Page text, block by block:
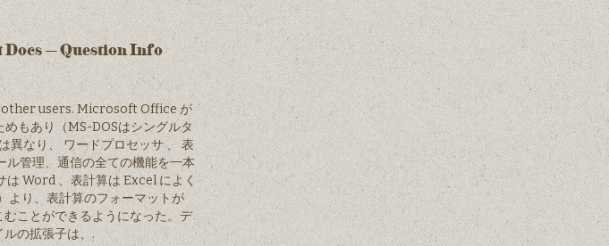
Docs – Question Info
users. Microsoft Office が
もあり（MS-DOSはシングルタ
異なり、 ワードプロセッサ 、 表
管理、通信の全ての機能を一本
は Word 、表計算は Excel によく
より、表計算のフォーマットが
ことができるようになった。デ
の拡張子は、.